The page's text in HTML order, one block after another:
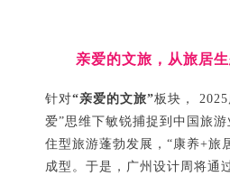
亲爱的文旅，从旅居
针对“亲爱的文旅”板块，
爱”思维下敏锐捕捉到中国旅
住型旅游蓬勃发展，“康养+旅
成型。于是，广州设计周将通